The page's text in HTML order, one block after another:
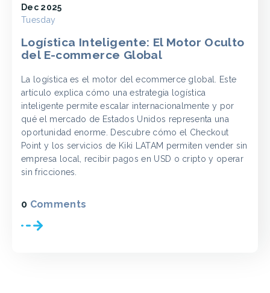
Dec 2025
Tuesday
Logística Inteligente: El Motor Oculto
del E-commerce Global
La logística es el motor del ecommerce global. Este
artículo explica cómo una estrategia logística
inteligente permite escalar internacionalmente y por
qué el mercado de Estados Unidos representa una
oportunidad enorme. Descubre cómo el Checkout
Point y los servicios de Kiki LATAM permiten vender sin
empresa local, recibir pagos en USD o cripto y operar
sin fricciones.
0 Comments